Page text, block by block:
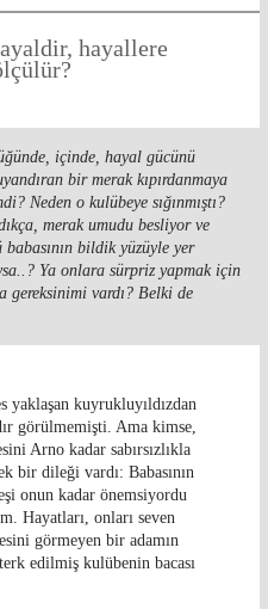
hayallere
içinde, hayal gücünü
bir merak kıpırdanmaya
Neden o kulübeye sığınmıştı?
merak umudu besliyor ve
bildik yüzüyle yer
Ya onlara sürpriz yapmak için
gereksinimi vardı? Belki de
yaklaşan kuyrukluyıldızdan
görülmemişti. Ama kimse,
Arno kadar sabırsızlıkla
bir dileği vardı: Babasının
onun kadar önemsiyordu
Hayatları, onları seven
görmeyen bir adamın
edilmiş kulübenin bacası